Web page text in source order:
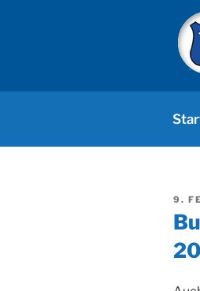
9.